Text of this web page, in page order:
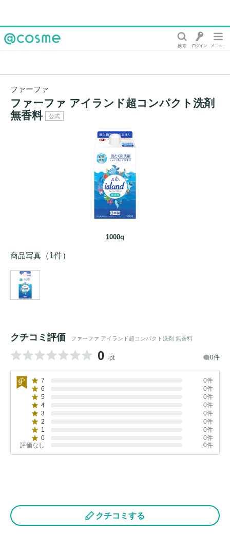
ファーファ
ファーファ アイランド超コンパクト洗剤
無香料
公式
1000g
商品写真 （1件）
クチコミ評価 ファーファ アイランド超コンパクト洗剤 無香料
0 -pt 0件
7
0件
6
0件
5
0件
4
0件
3
0件
2
0件
1
0件
0
0件
評価なし
0件
クチコミする